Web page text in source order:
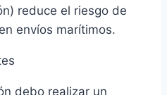
reduce el riesgo de
envíos marítimos.
debo realizar un